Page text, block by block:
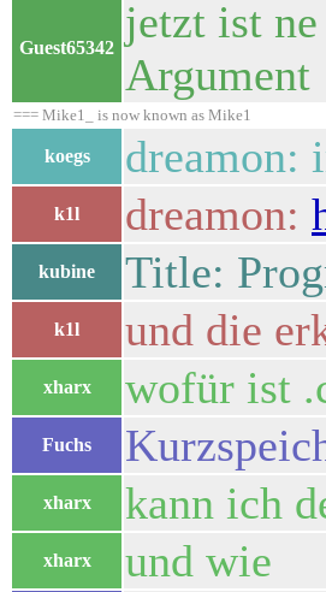
Guest65342
jetzt ist
Argument
=== Mike1_ is now known as Mike1
koegs dreamon:
k1l dreamon:
kubine Title:
k1l und die
xharx wofür ist
Fuchs
xharx kann ich
xharx und wie